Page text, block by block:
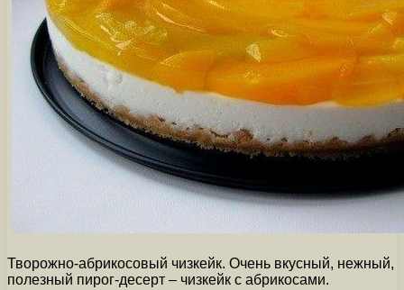
Творожно-абрикосовый чизкейк. Очень вкусный, нежный,
полезный пирог-десерт – чизкейк с абрикосами.